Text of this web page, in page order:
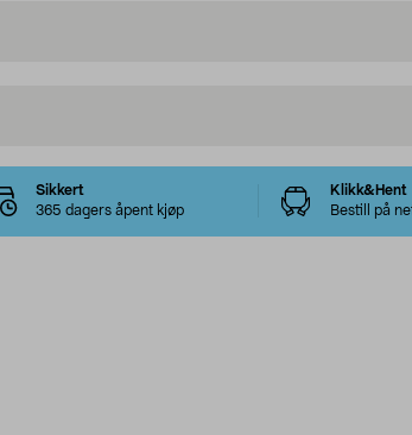
Sikkert
365 dagers åpent kjøp
Klikk&Hent
Bestill på